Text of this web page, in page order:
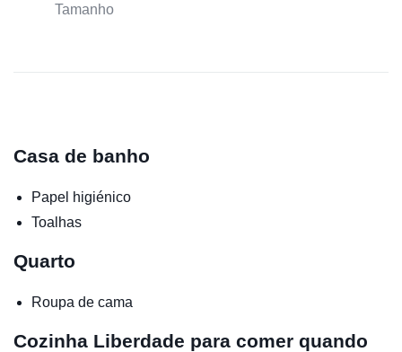
Tamanho
Casa de banho
Papel higiénico
Toalhas
Quarto
Roupa de cama
Cozinha Liberdade para comer quando